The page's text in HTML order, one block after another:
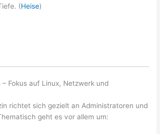
(Heise)
– Fokus auf Linux, Netzwerk und
richtet sich gezielt an Administratoren und
geht es vor allem um: